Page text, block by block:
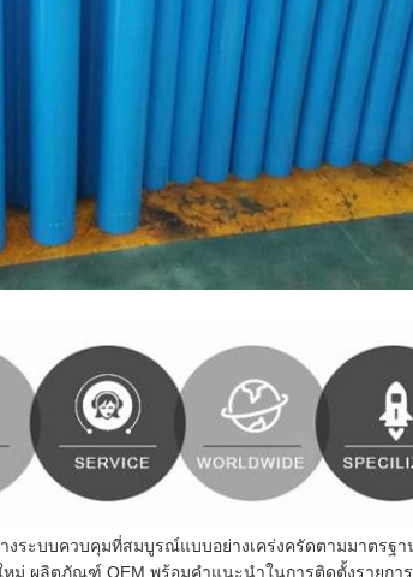
งระบบควบคุมที่สมบูรณ์แบบอย่างเคร่งครัดตามมาตร
หม่ ผลิตภัณฑ์ OEM พร้อมคำแนะนำในการติดตั้งราย